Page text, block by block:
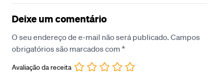
Deixe um comentário
O seu endereço de e-mail não será publicado. Campos
obrigatórios são marcados com *
Avaliação da receita